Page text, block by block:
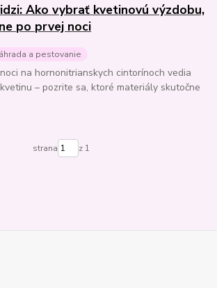
Ako vybrať kvetinovú výzdobu,
po prvej noci
a pestovanie
na hornonitrianskych cintorínoch vedia
– pozrite sa, ktoré materiály skutočne
strana z 1